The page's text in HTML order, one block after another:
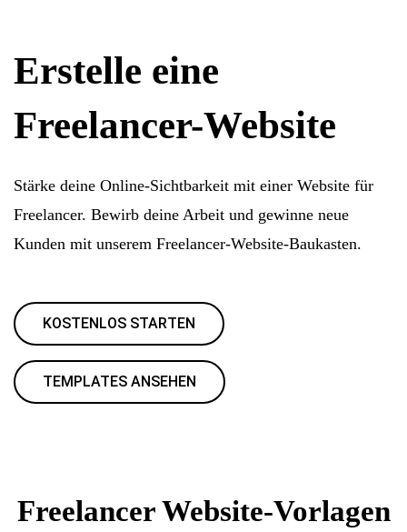
Erstelle eine
Freelancer-Website
Stärke deine Online-Sichtbarkeit mit einer Website für
Freelancer. Bewirb deine Arbeit und gewinne neue
Kunden mit unserem Freelancer-Website-Baukasten.
KOSTENLOS STARTEN
TEMPLATES ANSEHEN
Freelancer Website-Vorlagen